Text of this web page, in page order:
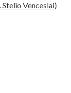
Venceslai)